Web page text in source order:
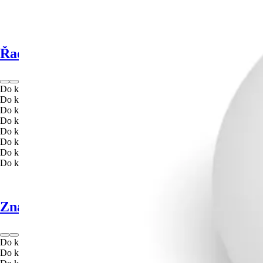
Řada White Ambiance
Do košíku
Do košíku
Do košíku
Do košíku
Do košíku
Do košíku
Do košíku
Do košíku
Značka Philips Hue
Do košíku
Do košíku